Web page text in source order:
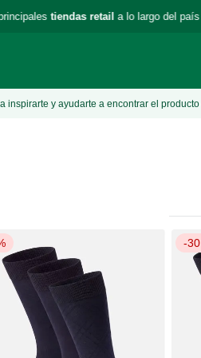
tiendas retail a lo largo del país
inspirarte y ayudarte a encontrar el
-